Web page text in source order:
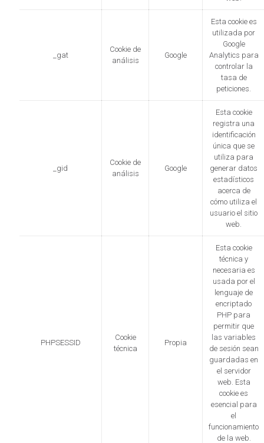
_gat
Cookie de
análisis
Google
Esta cookie es
utilizada por
Google
Analytics para
controlar la
tasa de
peticiones.
_gid
Cookie de
análisis
Google
Esta cookie
registra una
identificación
única que se
utiliza para
generar datos
estadísticos
acerca de
cómo utiliza el
usuario el sitio
web.
PHPSESSID
Cookie
técnica
Propia
Esta cookie
técnica y
necesaria es
usada por el
lenguaje de
encriptado
PHP para
permitir que
las variables
de sesión sean
guardadas en
el servidor
web. Esta
cookie es
esencial para
el
funcionamiento
de la web.